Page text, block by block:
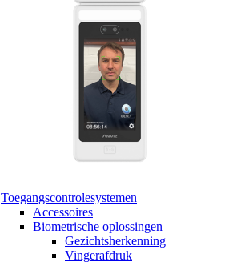
Toegangscontrolesystemen
Accessoires
Biometrische oplossingen
Gezichtsherkenning
Vingerafdruk